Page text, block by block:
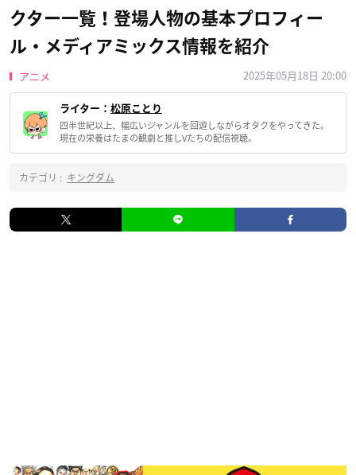
クター一覧！登場人物の基本プロフィー
ル・メディアミックス情報を紹介
アニメ 2025年05月18日 20:00
ライター： 松原ことり
四半世紀以上、幅広いジャンルを回遊しながらオタクをやってきた。
現在の栄養はたまの観劇と推しVたちの配信視聴。
カテゴリ : キングダム